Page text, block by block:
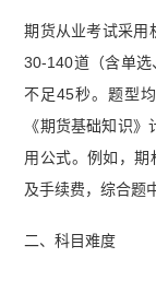
期货从业考试采用
30-140道（含单
不足45秒。题型
《期货基础知识
用公式。例如，
及手续费，综合题
二、科目难度